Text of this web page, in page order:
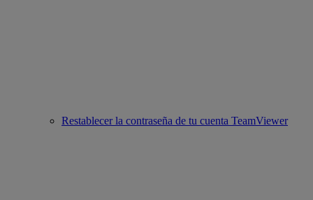
Restablecer la contraseña de tu cuenta TeamViewer